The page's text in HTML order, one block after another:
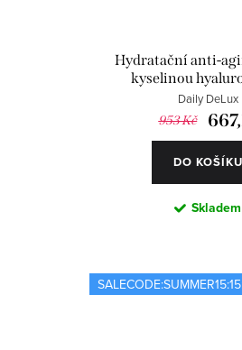
Hydratační anti-
kyselinou
Daily DeLux
953 Kč
DO KOŠÍKU
Skladem